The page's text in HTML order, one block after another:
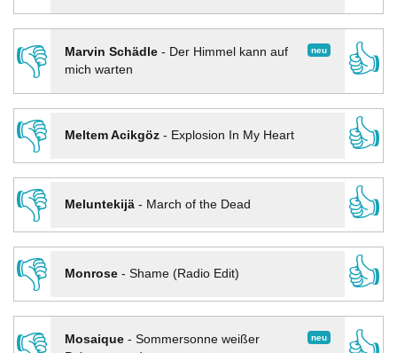
👎 neu
Marvin Schädle- Der Himmel kann auf
mich warten
👍
👎
Meltem Acikgöz- Explosion In My Heart
👍
👎
Meluntekijä- March of the Dead
👍
👎
Monrose- Shame (Radio Edit)
👍
neu
Mosaique- Sommersonne weißer